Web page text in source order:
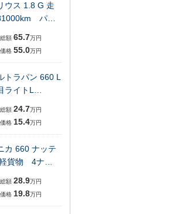
ウス 1.8 G 走
パ…
額 65.7万円
格 55.0万円
トラパン 660 L
ライトL…
額 24.7万円
格 15.4万円
カ 660 ナッテ
貨物 4ナ…
額 28.9万円
格 19.8万円